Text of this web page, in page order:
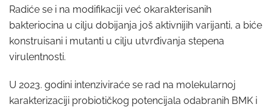
Radiće se i na modifikaciji već okarakterisanih
bakteriocina u cilju dobijanja još aktivnijih varijanti, a biće
konstruisani i mutanti u cilju utvrđivanja stepena
virulentnosti.
U 2023. godini intenziviraće se rad na molekularnoj
karakterizaciji probiotičkog potencijala odabranih BMK i